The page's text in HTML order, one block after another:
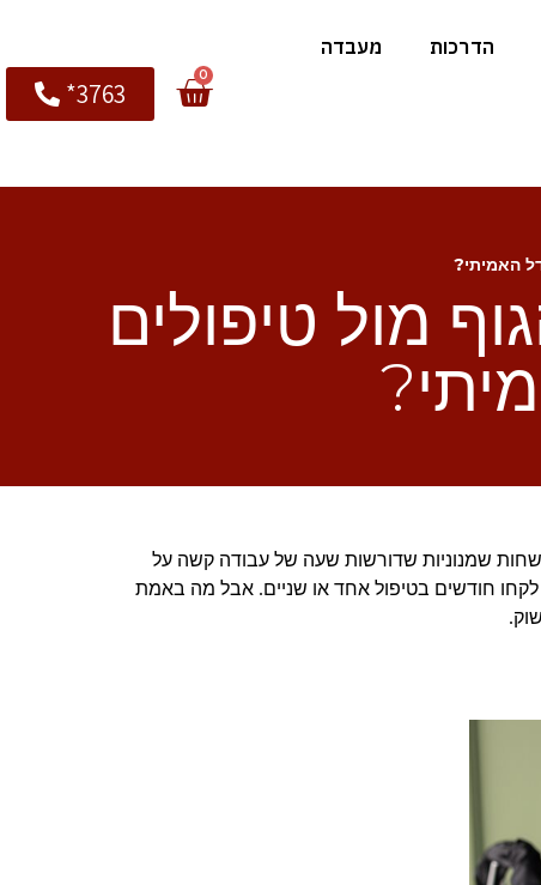
הדרכות מעבדה
0
3763*
האמיתי?
מול טיפולים
שמנוניות שדורשות שעה של עבודה קשה על
חודשים בטיפול אחד או שניים. אבל מה באמת
.